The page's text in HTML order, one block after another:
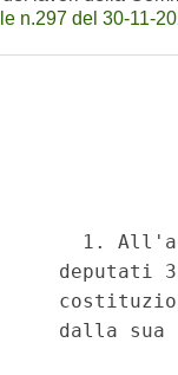
n.297 del 30-11-